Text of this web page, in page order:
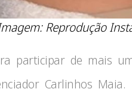
Reprodução
participar de mais
Carlinhos Maia.